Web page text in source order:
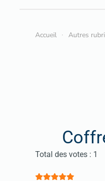
Accueil Autres
Vote utilisateur:5/
Total des votes : 1